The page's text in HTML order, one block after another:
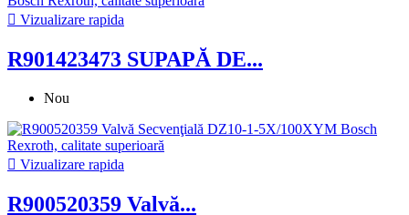
 Vizualizare rapida
R901423473 SUPAPĂ DE...
Nou
 Vizualizare rapida
R900520359 Valvă...